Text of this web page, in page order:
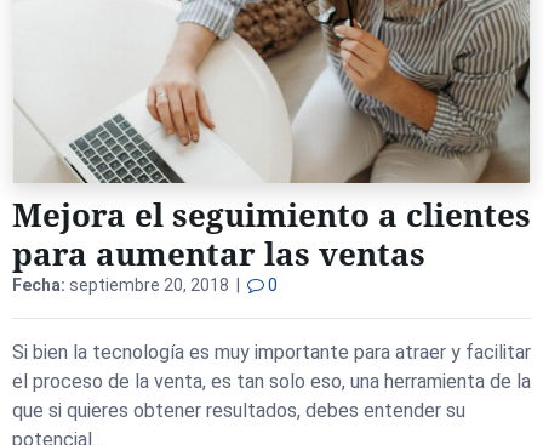
Mejora el seguimiento a clientes
para aumentar las ventas
Fecha: septiembre 20, 2018 | 0
Si bien la tecnología es muy importante para atraer y facilitar
el proceso de la venta, es tan solo eso, una herramienta de la
que si quieres obtener resultados, debes entender su
potencial...